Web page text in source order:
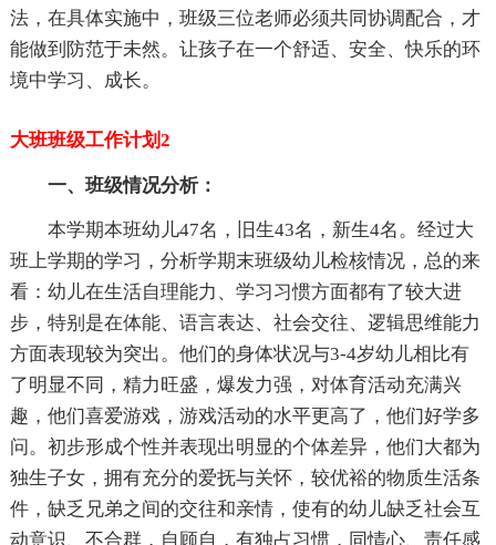
法，在具体实施中，班级三位老师必须共同协调配合，才
能做到防范于未然。让孩子在一个舒适、安全、快乐的环
境中学习、成长。
大班班级工作计划2
一、班级情况分析：
本学期本班幼儿47名，旧生43名，新生4名。经过大
班上学期的学习，分析学期末班级幼儿检核情况，总的来
看：幼儿在生活自理能力、学习习惯方面都有了较大进
步，特别是在体能、语言表达、社会交往、逻辑思维能力
方面表现较为突出。他们的身体状况与3-4岁幼儿相比有
了明显不同，精力旺盛，爆发力强，对体育活动充满兴
趣，他们喜爱游戏，游戏活动的水平更高了，他们好学多
问。初步形成个性并表现出明显的个体差异，他们大都为
独生子女，拥有充分的爱抚与关怀，较优裕的物质生活条
件，缺乏兄弟之间的交往和亲情，使有的幼儿缺乏社会互
动意识、不合群，自顾自，有独占习惯，同情心、责任感